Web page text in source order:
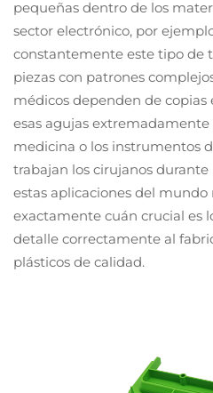
pequeñas dentro de los
sector electrónico, por
constantemente este tipo de
piezas con patrones
médicos dependen de copias
esas agujas
medicina o los instrumentos
trabajan los cirujanos durante
estas aplicaciones del mundo
exactamente cuán crucial es
detalle correctamente al
plásticos de calidad.